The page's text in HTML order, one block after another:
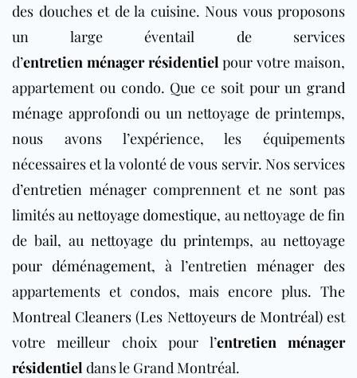
des douches et de la cuisine. Nous vous proposons
un large éventail de services
d’entretien ménagerrésidentielpour votre maison,
appartement ou condo. Que ce soit pour un grand
ménage approfondi ou un nettoyage de printemps,
nous avons l’expérience, les équipements
nécessaires et la volonté de vous servir. Nos services
d’entretien ménagercomprennent et ne sont pas
limités au nettoyage domestique, au nettoyage de fin
de bail, au nettoyage du printemps, au nettoyage
pour déménagement, à l’entretien ménager des
appartements et condos, mais encore plus. The
Montreal Cleaners (Les Nettoyeurs de Montréal)est
votre meilleur choix pour l’entretien ménager
résidentiel dans le Grand Montréal.